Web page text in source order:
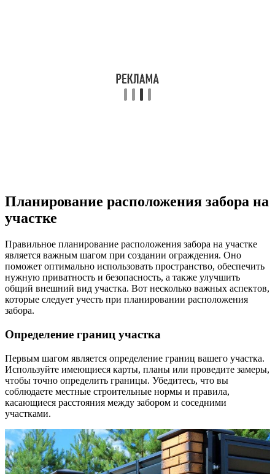
Планирование расположения забора на
участке
Правильное планирование расположения забора на участке
является важным шагом при создании ограждения. Оно
поможет оптимально использовать пространство, обеспечить
нужную приватность и безопасность, а также улучшить
общий внешний вид участка. Вот несколько важных аспектов,
которые следует учесть при планировании расположения
забора.
Определение границ участка
Первым шагом является определение границ вашего участка.
Используйте имеющиеся карты, планы или проведите замеры,
чтобы точно определить границы. Убедитесь, что вы
соблюдаете местные строительные нормы и правила,
касающиеся расстояния между забором и соседними
участками.